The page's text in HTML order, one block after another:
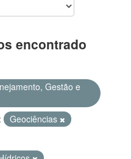
encontrado
Gestão e
Geociências